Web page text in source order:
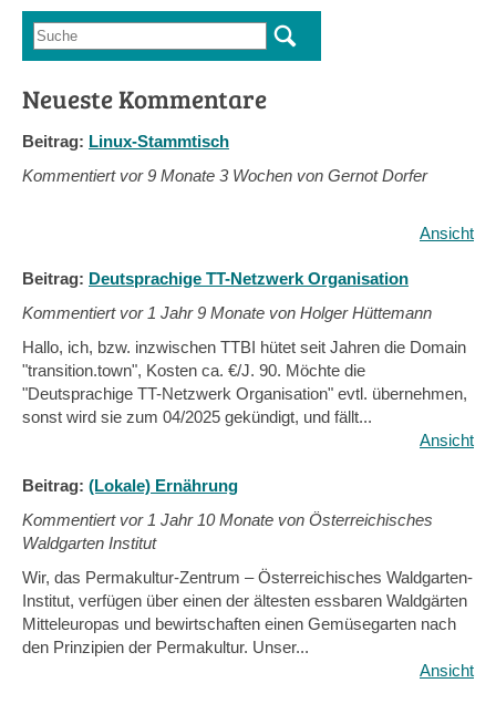
Suchformular
Suche
Neueste Kommentare
Beitrag: Linux-Stammtisch
Kommentiert vor9 Monate 3 Wochen von Gernot Dorfer
Ansicht
Beitrag: Deutsprachige TT-Netzwerk Organisation
Kommentiert vor 1 Jahr 9 Monate von Holger Hüttemann
Hallo, ich, bzw. inzwischen TTBI hütet seit Jahren die Domain
"transition.town", Kosten ca. €/J. 90. Möchte die
"Deutsprachige TT-Netzwerk Organisation" evtl. übernehmen,
sonst wird sie zum 04/2025 gekündigt, und fällt...
Ansicht
Beitrag: (Lokale) Ernährung
Kommentiert vor 1 Jahr 10 Monate von Österreichisches
Waldgarten Institut
Wir, das Permakultur-Zentrum – Österreichisches Waldgarten-
Institut, verfügen über einen der ältesten essbaren Waldgärten
Mitteleuropas und bewirtschaften einen Gemüsegarten nach
den Prinzipien der Permakultur. Unser...
Ansicht